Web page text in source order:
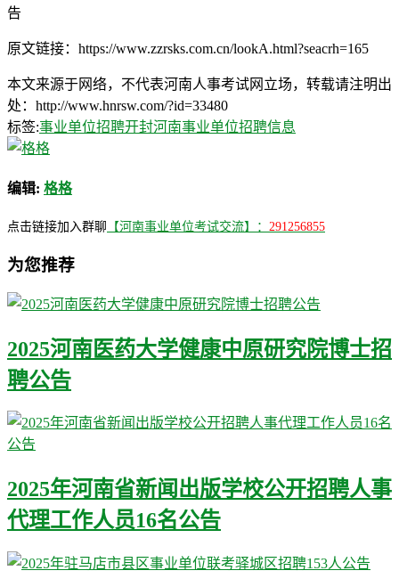
告
原文链接：https://www.zzrsks.com.cn/lookA.html?seacrh=165
本文来源于网络，不代表河南人事考试网立场，转载请注明出
处：http://www.hnrsw.com/?id=33480
标签:事业单位招聘开封河南事业单位招聘信息
编辑: 格格
点击链接加入群聊 【河南事业单位考试交流】： 291256855
为您推荐
2025河南医药大学健康中原研究院博士招
聘公告
2025年河南省新闻出版学校公开招聘人事
代理工作人员16名公告